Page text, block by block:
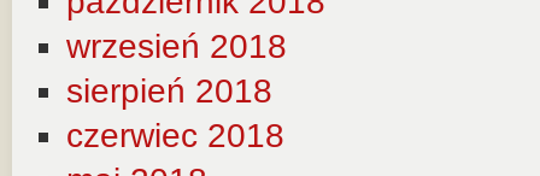
wrzesień 2018
sierpień 2018
czerwiec 2018